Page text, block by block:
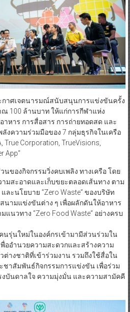
กาศเจตนารมณ์สนับสนุนการแข่งขันครั้ง
100 ล้านบาท ให้แก่การกีฬาแห่ง
หาร การสื่อสาร การถ่ายทอดสด และ
งความร่วมมือของ 7 กลุ่มธุรกิจในเครือ
True Corporation, TrueVisions,
App”
นของกิจกรรมวิ่งคบเพลิง ทางเครือ โดย
ามสะอาดและเก็บขยะตลอดเส้นทาง ตาม
และนโยบาย “Zero Waste” ของบริษัท
ามแข่งขันต่าง ๆ เพื่อผลักดันให้อาหาร
นวทาง “Zero Food Waste” อย่างครบ
นรุ่นใหม่ในองค์กรเข้ามามีส่วนร่วมใน
ออำนวยความสะดวกและสร้างความ
างชาติที่เข้าร่วมงาน รวมถึงใช้สื่อใน
ชาสัมพันธ์กิจกรรมการแข่งขัน เพื่อร่วม
บันดาลใจ ความมุ่งมั่น และความสามัคคี